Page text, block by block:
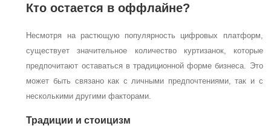
Кто остается в оффлайне?
Несмотря на растющую популярность цифровых платформ,
существует значительное количество куртизанок, которые
предпочитают оставаться в традиционной форме бизнеса. Это
может быть связано как с личными предпочтениями, так и с
несколькими другими факторами.
Традиции и стоицизм